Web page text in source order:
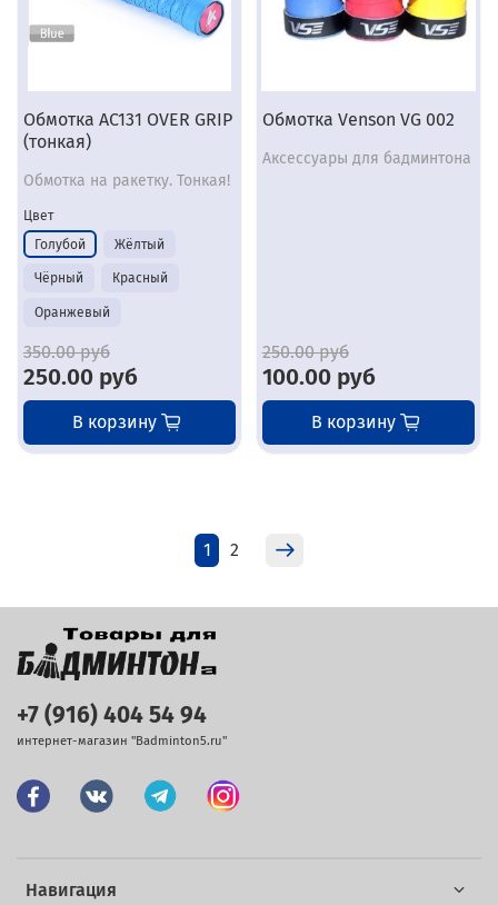
Обмотка AC131 OVER GRIP
(тонкая)
Обмотка на ракетку. Тонкая!
Цвет
Голубой
Жёлтый
Чёрный Красный
Оранжевый
350.00 руб
250.00 руб
В корзину
Обмотка Venson VG 002
Аксессуары для бадминтона
250.00 руб
100.00 руб
В корзину
1 2
Навигация
+7 (916) 404 54 94
интернет-магазин "Badminton5.ru"